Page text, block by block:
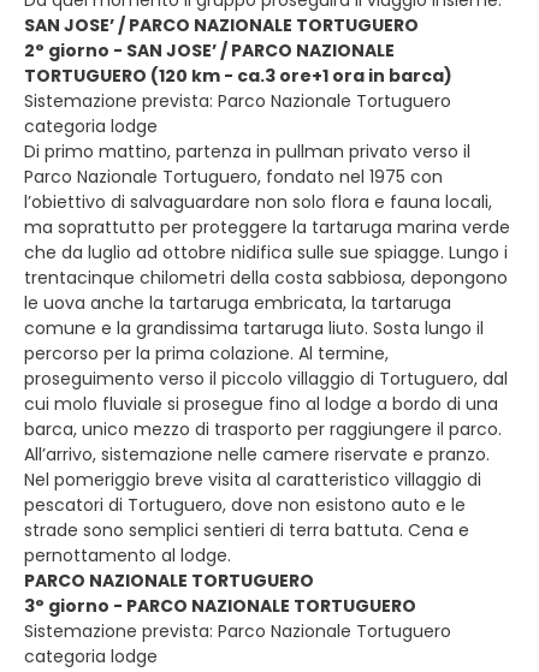
SAN JOSE’ / PARCO NAZIONALE TORTUGUERO
2° giorno - SAN JOSE’ / PARCO NAZIONALE
TORTUGUERO (120 km - ca.3 ore+1 ora in barca)
Sistemazione prevista: Parco Nazionale Tortuguero
categoria lodge
Di primo mattino, partenza in pullman privato verso il
Parco Nazionale Tortuguero, fondato nel 1975 con
l’obiettivo di salvaguardare non solo flora e fauna locali,
ma soprattutto per proteggere la tartaruga marina verde
che da luglio ad ottobre nidifica sulle sue spiagge. Lungo i
trentacinque chilometri della costa sabbiosa, depongono
le uova anche la tartaruga embricata, la tartaruga
comune e la grandissima tartaruga liuto. Sosta lungo il
percorso per la prima colazione. Al termine,
proseguimento verso il piccolo villaggio di Tortuguero, dal
cui molo fluviale si prosegue fino al lodge a bordo di una
barca, unico mezzo di trasporto per raggiungere il parco.
All’arrivo, sistemazione nelle camere riservate e pranzo.
Nel pomeriggio breve visita al caratteristico villaggio di
pescatori di Tortuguero, dove non esistono auto e le
strade sono semplici sentieri di terra battuta. Cena e
pernottamento al lodge.
PARCO NAZIONALE TORTUGUERO
3° giorno - PARCO NAZIONALE TORTUGUERO
Sistemazione prevista: Parco Nazionale Tortuguero
categoria lodge